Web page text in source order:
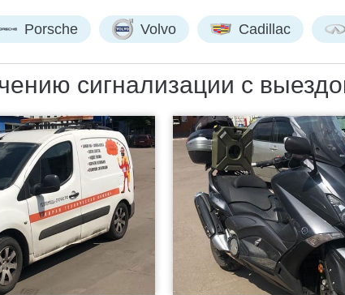
Porsche Volvo Cadillac
сигнализации с